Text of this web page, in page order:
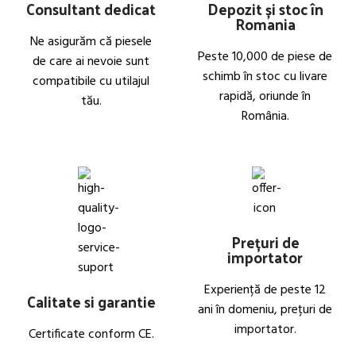
Consultant dedicat
Ne asigurăm că piesele
de care ai nevoie sunt
compatibile cu utilajul
tău.
Depozit și stoc în
Romania
Peste 10,000 de piese de
schimb în stoc cu livare
rapidă, oriunde în
România.
Calitate si garantie
Certificate conform CE.
Prețuri de
importator
Experiență de peste 12
ani în domeniu, prețuri de
importator.